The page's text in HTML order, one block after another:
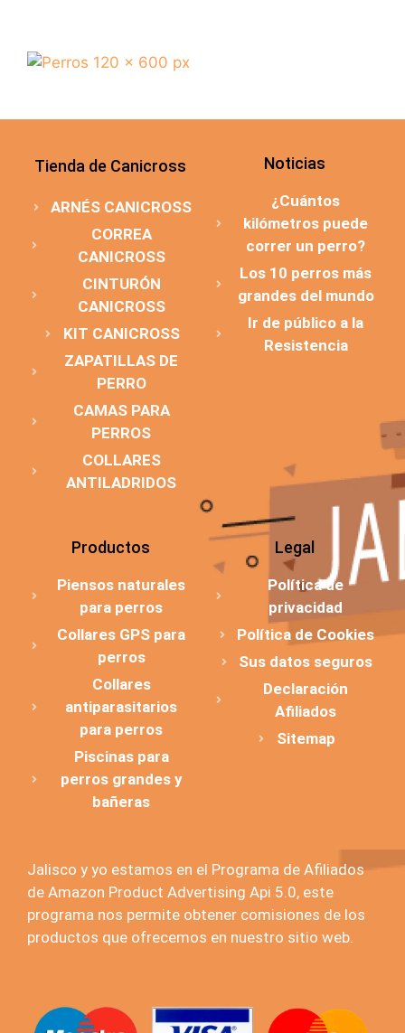
Tienda de Canicross
ARNÉS CANICROSS
CORREA
CANICROSS
CINTURÓN
CANICROSS
KIT CANICROSS
ZAPATILLAS DE
PERRO
CAMAS PARA
PERROS
COLLARES
ANTILADRIDOS
Noticias
¿Cuántos
kilómetros puede
correr un perro?
Los 10 perros más
grandes del mundo
Ir de público a la
Resistencia
Productos
Piensos naturales
para perros
Collares GPS para
perros
Collares
antiparasitarios
para perros
Piscinas para
perros grandes y
bañeras
Legal
Política de
privacidad
Política de Cookies
Sus datos seguros
Declaración
Afiliados
Sitemap
Jalisco y yo estamos en el Programa de Afiliados
de Amazon Product Advertising Api 5.0, este
programa nos permite obtener comisiones de los
productos que ofrecemos en nuestro sitio web.